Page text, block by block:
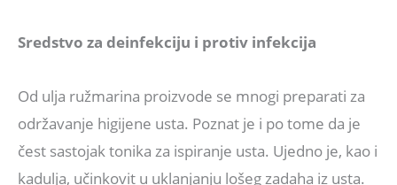
Sredstvo za deinfekciju i protiv infekcija
Od ulja ružmarina proizvode se mnogi preparati za
održavanje higijene usta. Poznat je i po tome da je
čest sastojak tonika za ispiranje usta. Ujedno je, kao i
kadulja, učinkovit u uklanjanju lošeg zadaha iz usta.